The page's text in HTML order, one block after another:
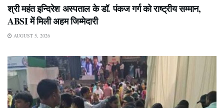
श्री महंत इन्दिरेश अस्पताल के डॉ. पंकज गर्ग को राष्ट्रीय सम्मान,
ABSI में मिली अहम जिम्मेदारी
AUGUST 5, 2026